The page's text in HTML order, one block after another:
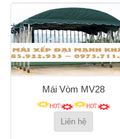
Mái Vòm MV28
Liên hệ